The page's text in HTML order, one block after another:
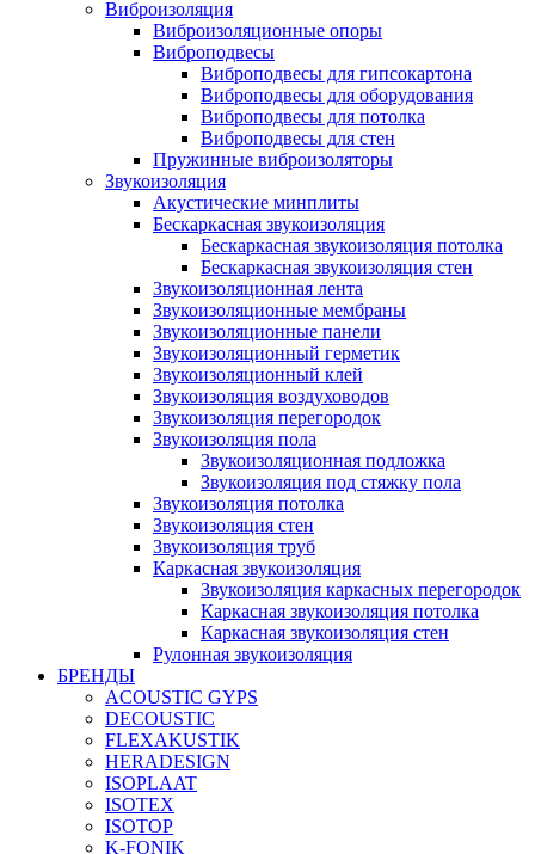
Виброизоляция
Виброизоляционные опоры
Виброподвесы
Виброподвесы для гипсокартона
Виброподвесы для оборудования
Виброподвесы для потолка
Виброподвесы для стен
Пружинные виброизоляторы
Звукоизоляция
Акустические минплиты
Бескаркасная звукоизоляция
Бескаркасная звукоизоляция потолка
Бескаркасная звукоизоляция стен
Звукоизоляционная лента
Звукоизоляционные мембраны
Звукоизоляционные панели
Звукоизоляционный герметик
Звукоизоляционный клей
Звукоизоляция воздуховодов
Звукоизоляция перегородок
Звукоизоляция пола
Звукоизоляционная подложка
Звукоизоляция под стяжку пола
Звукоизоляция потолка
Звукоизоляция стен
Звукоизоляция труб
Каркасная звукоизоляция
Звукоизоляция каркасных перегородок
Каркасная звукоизоляция потолка
Каркасная звукоизоляция стен
Рулонная звукоизоляция
БРЕНДЫ
ACOUSTIC GYPS
DECOUSTIC
FLEXAKUSTIK
HERADESIGN
ISOPLAAT
ISOTEX
ISOTOP
K-FONIK